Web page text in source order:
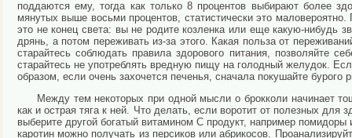
поддаются ему, тогда как только 8 процентов выбирают более
мянутых выше восьми процентов, статистически это
это не конец света: вы не родите козленка или еще какую-нибудь
дрянь, а потом переживать из-за этого. Ка­кая польза от
старайтесь соблюдать правила здоро­вого питания, позволяйте
старайтесь не употреблять вредную пищу на голодный желудок.
образом, если очень захо­чется печенья, сначала покушайте бурого
Между тем некоторых при одной мысли о брокколи начинает
как и острая тяга к ней. Что де­лать, если воротит от полезных
выберите другой бо­гатый витамином С продукт, например
каротин можно получать из персиков или абрикосов.